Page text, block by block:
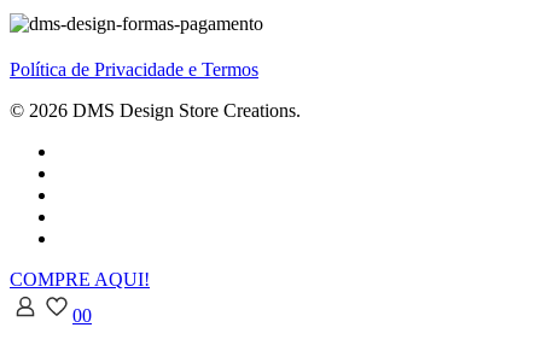
Política de Privacidade e Termos
© 2026 DMS Design Store Creations.
COMPRE AQUI!
00